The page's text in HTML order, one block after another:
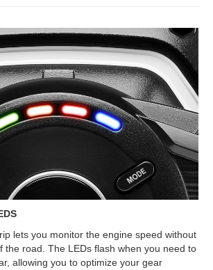
lets you monitor the engine speed without
the road. The LEDs flash when you need to
allowing you to optimize your gear